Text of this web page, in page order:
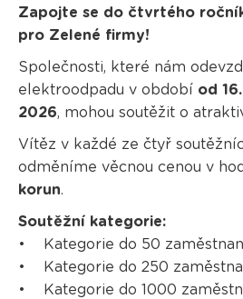
Zapojte se do čtvrtého
pro Zelené firmy!
Společnosti, které nám
elektroodpadu v období od
2026, mohou soutěžit o
Vítěz v každé ze čtyř
odměníme věcnou cenou v
korun.
Soutěžní kategorie:
• Kategorie do 50
• Kategorie do 250
• Kategorie do 1000